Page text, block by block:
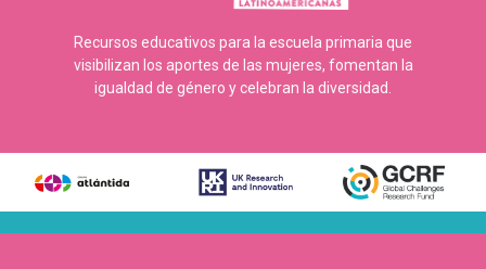
Recursos educativos para la escuela primaria que
visibilizan los aportes de las mujeres, fomentan la
igualdad de género y celebran la diversidad.